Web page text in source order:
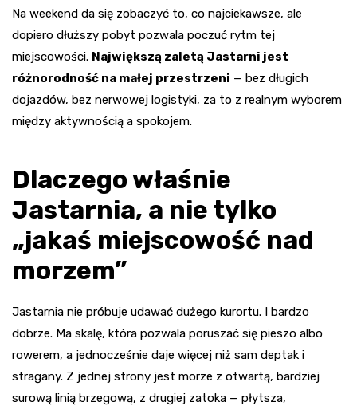
Na weekend da się zobaczyć to, co najciekawsze, ale
dopiero dłuższy pobyt pozwala poczuć rytm tej
miejscowości. Największą zaletą Jastarni jest
różnorodność na małej przestrzeni — bez długich
dojazdów, bez nerwowej logistyki, za to z realnym wyborem
między aktywnością a spokojem.
Dlaczego właśnie
Jastarnia, a nie tylko
„jakaś miejscowość nad
morzem”
Jastarnia nie próbuje udawać dużego kurortu. I bardzo
dobrze. Ma skalę, która pozwala poruszać się pieszo albo
rowerem, a jednocześnie daje więcej niż sam deptak i
stragany. Z jednej strony jest morze z otwartą, bardziej
surową linią brzegową, z drugiej zatoka — płytsza,